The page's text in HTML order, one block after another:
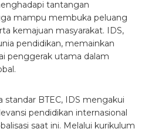
tantangan
mampu membuka peluang
kemajuan masyarakat. IDS,
pendidikan, memainkan
penggerak utama dalam
BTEC, IDS mengakui
pendidikan internasional
saat ini. Melalui kurikulum